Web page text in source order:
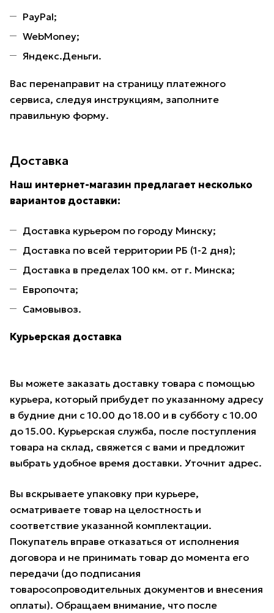
PayPal;
WebMoney;
Яндекс.Деньги.
Вас перенаправит на страницу платежного
сервиса, следуя инструкциям, заполните
правильную форму.
Доставка
Наш интернет-магазин предлагает несколько
вариантов доставки:
Доставка курьером по городу Минску;
Доставка по всей территории РБ (1-2 дня);
Доставка в пределах 100 км. от г. Минска;
Европочта;
Самовывоз.
Курьерская доставка
Вы можете заказать доставку товара с помощью
курьера, который прибудет по указанному адресу
в будние дни с 10.00 до 18.00 и в субботу с 10.00
до 15.00. Курьерская служба, после поступления
товара на склад, свяжется с вами и предложит
выбрать удобное время доставки. Уточнит адрес.
Вы вскрываете упаковку при курьере,
осматриваете товар на целостность и
соответствие указанной комплектации.
Покупатель вправе отказаться от исполнения
договора и не принимать товар до момента его
передачи (до подписания
товаросопроводительных документов и внесения
оплаты). Обращаем внимание, что после